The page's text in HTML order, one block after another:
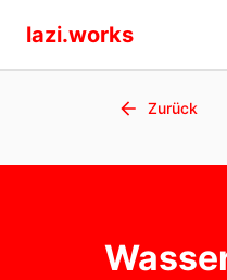
lazi.works
Zurück